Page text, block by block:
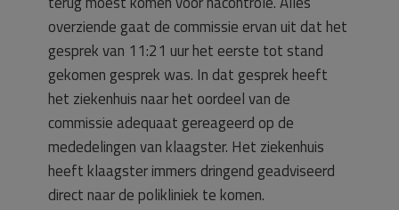
overziende gaat de commissie ervan uit dat het
gesprek van 11:21 uur het eerste tot stand
gekomen gesprek was. In dat gesprek heeft
het ziekenhuis naar het oordeel van de
commissie adequaat gereageerd op de
mededelingen van klaagster. Het ziekenhuis
heeft klaagster immers dringend geadviseerd
direct naar de polikliniek te komen.